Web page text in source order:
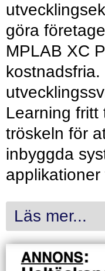
göra
MPLAB XC
Learning fritt
tröskeln för
inbyggda
applikationer
Läs mer...